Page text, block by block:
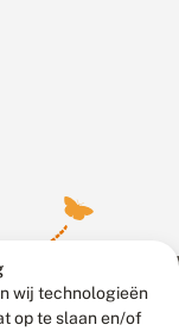
wij technologieën
op te slaan en/of